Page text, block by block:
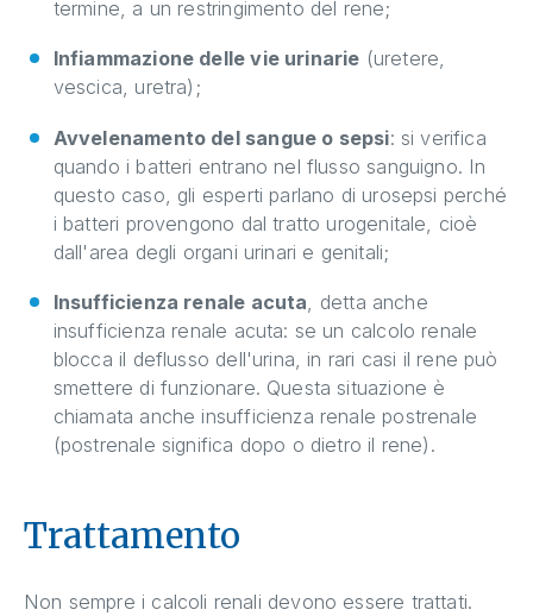
termine, a un restringimento del rene;
Infiammazione delle vie urinarie (uretere,
vescica, uretra);
Avvelenamento del sangue o sepsi: si verifica
quando i batteri entrano nel flusso sanguigno. In
questo caso, gli esperti parlano di urosepsi perché
i batteri provengono dal tratto urogenitale, cioè
dall'area degli organi urinari e genitali;
Insufficienza renale acuta , detta anche
insufficienza renale acuta: se un calcolo renale
blocca il deflusso dell'urina, in rari casi il rene può
smettere di funzionare. Questa situazione è
chiamata anche insufficienza renale postrenale
(postrenale significa dopo o dietro il rene).
Trattamento
Non sempre i calcoli renali devono essere trattati.